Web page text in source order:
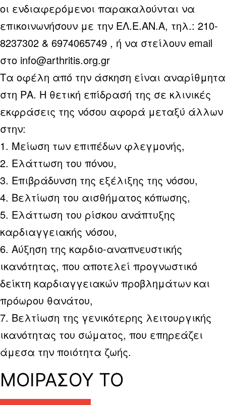
οι ενδιαφερόμενοι παρακαλούνται να
επικοινωνήσουν με την ΕΛ.Ε.ΑΝ.Α, τηλ.: 210-
8237302 & 6974065749 , ή να στείλουν email
στο info@arthritis.org.gr
Τα οφέλη από την άσκηση είναι αναρίθμητα
στη ΡΑ. Η θετική επίδρασή της σε κλινικές
εκφράσεις της νόσου αφορά μεταξύ άλλων
στην:
1. Μείωση των επιπέδων φλεγμονής,
2. Ελάττωση του πόνου,
3. Επιβράδυνση της εξέλιξης της νόσου,
4. Βελτίωση του αισθήματος κόπωσης,
5. Ελάττωση του ρίσκου ανάπτυξης
καρδιαγγειακής νόσου,
6. Αύξηση της καρδιο-αναπνευστικής
ικανότητας, που αποτελεί προγνωστικό
δείκτη καρδιαγγειακών προβλημάτων και
πρόωρου θανάτου,
7. Βελτίωση της γενικότερης λειτουργικής
ικανότητας του σώματος, που επηρεάζει
άμεσα την ποιότητα ζωής.
ΜΟΙΡΑΣΟΥ ΤΟ